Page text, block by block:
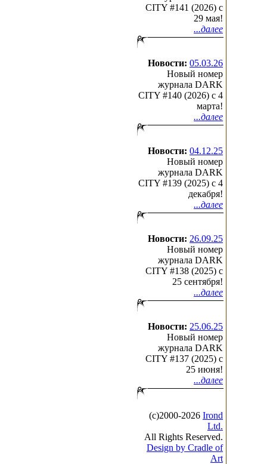
CITY #141 (2026) c
29 мая!
...далее
Новости: 05.03.26
Новый номер
журнала DARK
CITY #140 (2026) c 4
марта!
...далее
Новости: 04.12.25
Новый номер
журнала DARK
CITY #139 (2025) c 4
декабря!
...далее
Новости: 26.09.25
Новый номер
журнала DARK
CITY #138 (2025) c
25 сентября!
...далее
Новости: 25.06.25
Новый номер
журнала DARK
CITY #137 (2025) c
25 июня!
...далее
(с)2000-2026 Irond
Ltd.
All Rights Reserved.
Design by Cradle of
Art